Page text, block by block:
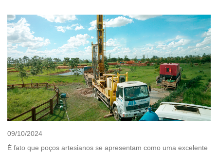
09/10/2024
É fato que poços artesianos se apresentam como uma excelente